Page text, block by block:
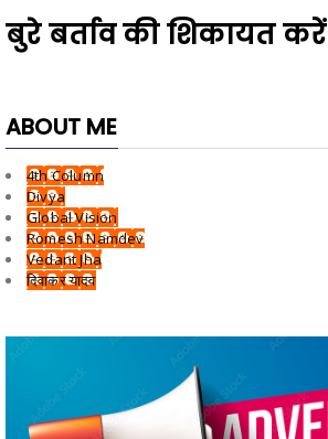
बुरे बर्ताव की शिकायत करें
ABOUT ME
4th Column
Divya
Global Vision
Romesh Namdev
Vedant Jha
दिवाकर यादव